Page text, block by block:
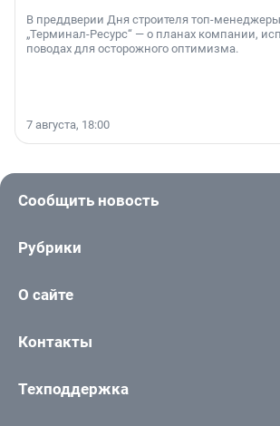
В преддверии Дня строителя топ-
„Терминал-Ресурс“ — о планах компании,
поводах для осторожного оптимизма.
7 августа, 18:00
Сообщить новость
Рубрики
О сайте
Контакты
Техподдержка